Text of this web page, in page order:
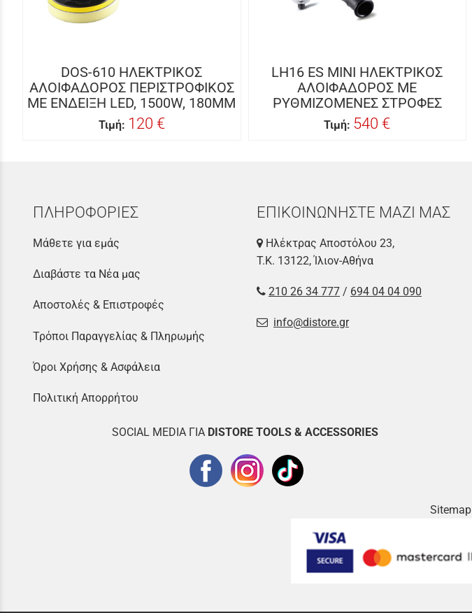
DOS-610 ΗΛΕΚΤΡΙΚΟΣ
ΑΛΟΙΦΑΔΟΡΟΣ ΠΕΡΙΣΤΡΟΦΙΚΟΣ
ΜΕ ΕΝΔΕΙΞΗ LED, 1500W, 180MM
Τιμή: 120 €
LH16 ES MINI ΗΛΕΚΤΡΙΚΟΣ
ΑΛΟΙΦΑΔΟΡΟΣ ΜΕ
ΡΥΘΜΙΖΟΜΕΝΕΣ ΣΤΡΟΦΕΣ
Τιμή: 540 €
ΠΛΗΡΟΦΟΡΙΕΣ
Μάθετε για εμάς
Διαβάστε τα Νέα μας
Αποστολές & Επιστροφές
Τρόποι Παραγγελίας & Πληρωμής
Όροι Χρήσης & Ασφάλεια
Πολιτική Απορρήτου
ΕΠΙΚΟΙΝΩΝΗΣΤΕ ΜΑΖΙ ΜΑΣ
Ηλέκτρας Αποστόλου 23,
Τ.Κ. 13122, Ίλιον-Αθήνα
210 26 34 777 / 694 04 04 090
info@distore.gr
SOCIAL MEDIA ΓΙΑ DISTORE TOOLS & ACCESSORIES
Sitemap